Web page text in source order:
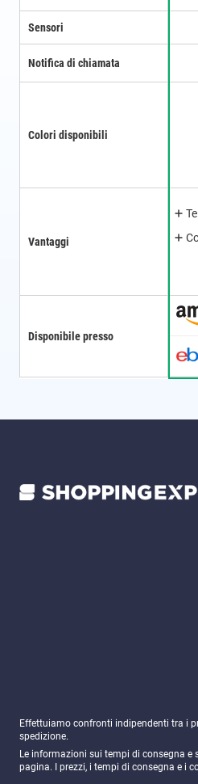
Disponibile presso
Sensori
Notifica di chiamata
Colori disponibili
Vantaggi
Effettuiamo confronti indipendenti tra i
spedizione.
Le informazioni sui tempi di consegna
pagina. I prezzi, i tempi di consegna e i